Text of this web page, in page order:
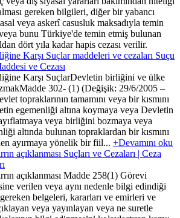
gereken bilgileri, diğer bir yabancı
veya askerî casusluk maksadıyla temin
bunu Türkiye'de temin etmiş bulunan
dört yıla kadar hapis cezası verilir.
Karşı Suçlar maddeleri ve cezaları Suçu
ve Cezası
Karşı SuçlarDevletin birliğini ve ülke
302- (1) (Değişik: 29/6/2005 –
topraklarının tamamını veya bir kısmını
egemenliği altına koymaya veya Devletin
veya birliğini bozmaya veya
altında bulunan topraklardan bir kısmını
ayırmaya yönelik bir fiil... +Devamını oku
açıklanması Suçları ve Cezaları | Ceza
açıklanması Madde 258(1) Görevi
verilen veya aynı nedenle bilgi edindiği
belgeleri, kararları ve emirleri ve
veya yayınlayan veya ne suretle